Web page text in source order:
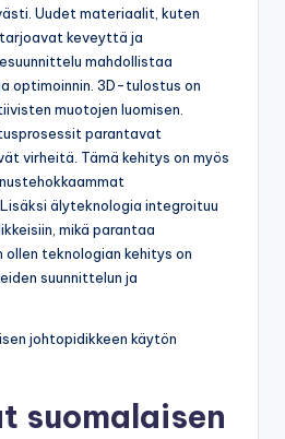
Uudet materiaalit, kuten
keveyttä ja
mahdollistaa
optimoinnin. 3D-tulostus on
muotojen luomisen.
parantavat
virheitä. Tämä kehitys on myös
älyteknologia integroituu
mikä parantaa
teknologian kehitys on
suunnittelun ja
suomalaisen